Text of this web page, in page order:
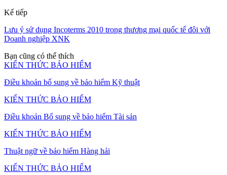
Kế tiếp
Lưu ý sử dụng Incoterms 2010 trong thương mại quốc tế đôi với
Doanh nghiệp XNK
Bạn cũng có thể thích
KIẾN THỨC BẢO HIỂM
Điều khoản bổ sung về bảo hiểm Kỹ thuật
KIẾN THỨC BẢO HIỂM
Điều khoản Bổ sung về bảo hiểm Tài sản
KIẾN THỨC BẢO HIỂM
Thuật ngữ về bảo hiểm Hàng hải
KIẾN THỨC BẢO HIỂM